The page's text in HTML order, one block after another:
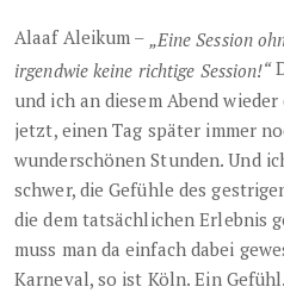
Alaaf Aleikum – „Eine Session
irgendwie keine richtige Session!“
und ich an diesem Abend
jetzt, einen Tag später immer
wunderschönen Stunden. Und
schwer, die Gefühle des
die dem tatsächlichen Erlebnis
muss man da einfach dabei
Karneval, so ist Köln. Ein Gefühl.